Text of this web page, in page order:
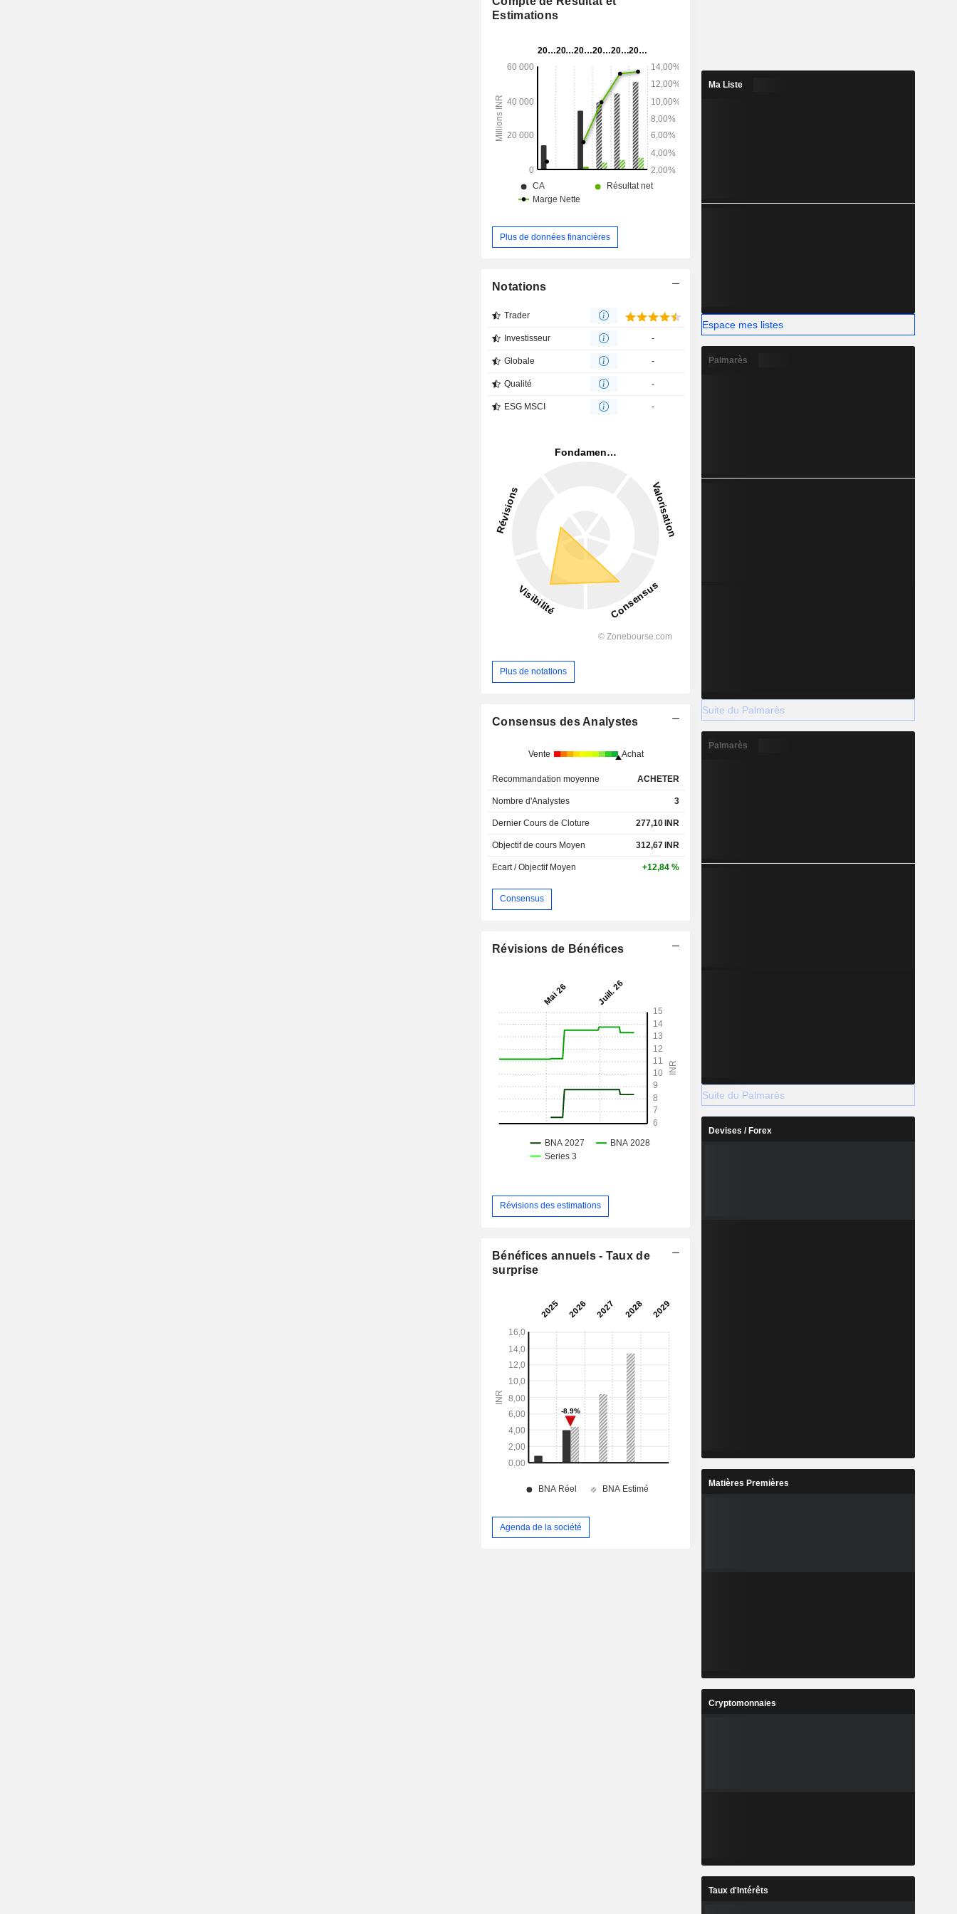
bioanalytiques destinés à soutenir les
entreprises des secteurs des API, des produits
nutraceutiques. Elle propose des solutions
analytiques, notamment la validation de
méthodes, l’étude de la stabilité et la
microbiologie pour les API et les produits finis
sous diverses formes galéniques, conformément
aux monographies de la pharmacopée, aux
méthodes développées par les clients ou au
développement de méthodes en interne.
Estimations
Plus de données financières
Notations
Trader
Investisseur -
Globale -
Qualité -
ESG MSCI -
Plus de notations
Consensus des Analystes
Vente Achat
Recommandation moyenne ACHETER
Nombre d'Analystes 3
Dernier Cours de Cloture 277,10INR
Objectif de cours Moyen 312,67INR
Ecart / Objectif Moyen +12,84 %
Consensus
Révisions de Bénéfices
Révisions des estimations
Bénéfices annuels - Taux de
surprise
Agenda de la société
Ma Liste
Espace mes listes
Palmarès
Suite du Palmarès
Palmarès
Suite du Palmarès
Devises / Forex
Matières Premières
Cryptomonnaies
Taux d'Intérêts